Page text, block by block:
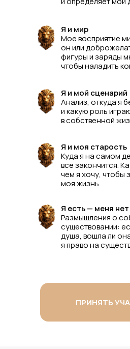
Я есть — меня нет
Размышления о
существовании:
душа, вошла ли
я право на
Я и мир
Мое восприятие
он или
фигуры и заряды
чтобы наладить
Я и моя старость
Куда я на самом
все закончится.
чем я хочу, чтобы
моя жизнь
Я и мой сценарий
Анализ, откуда я
и какую роль
в собственной
ПРИНЯТЬ